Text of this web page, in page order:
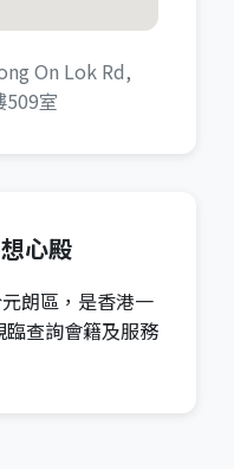
On Lok Rd,
509室
心殿
朗區，是香港一
查詢會籍及服務